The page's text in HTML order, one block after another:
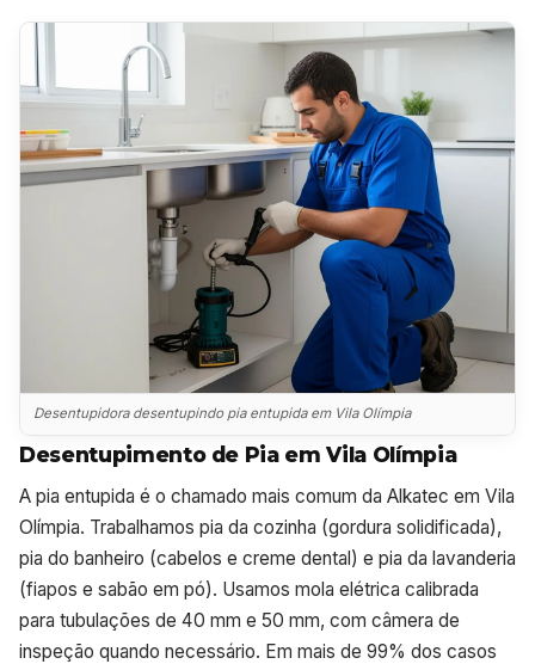
Desentupidora desentupindo pia entupida em Vila Olímpia
Desentupimento de Pia em Vila Olímpia
A pia entupida é o chamado mais comum da Alkatec em Vila
Olímpia. Trabalhamos pia da cozinha (gordura solidificada),
pia do banheiro (cabelos e creme dental) e pia da lavanderia
(fiapos e sabão em pó). Usamos mola elétrica calibrada
para tubulações de 40 mm e 50 mm, com câmera de
inspeção quando necessário. Em mais de 99% dos casos